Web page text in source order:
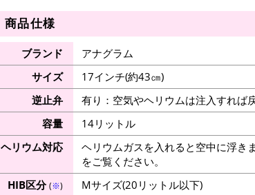
商品仕様
ブランド
アナグラム
サイズ
17インチ(約43㎝)
逆止弁
有り：空気やヘリウムは注入すれば
容量
14リットル
ヘリウム対応
ヘリウムガスを入れると空中に浮き
をご覧ください。
HIB区分(※)
Mサイズ(20リットル以下)